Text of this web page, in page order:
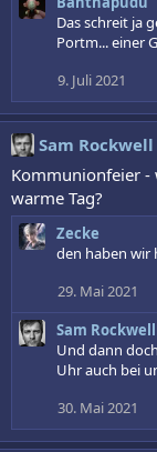
Das schreit ja
Portm... einer
9. Juli 2021
Sam Rockwell
Kommunionfeier -
warme Tag?
Zecke
den haben wir
29. Mai 2021
Sam Rockwell
Und dann
Uhr auch bei
30. Mai 2021